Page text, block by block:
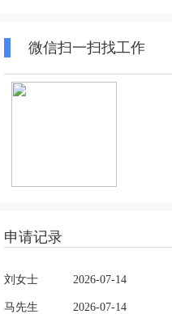
微信扫一扫找工作
申请记录
刘女士 2026-07-14
马先生 2026-07-14